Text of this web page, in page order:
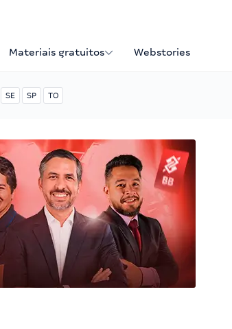
Materiais gratuitos Webstories
SE SP TO